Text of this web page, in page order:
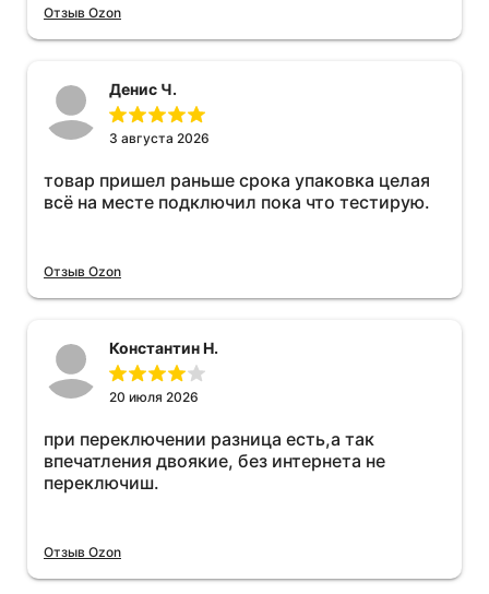
Отзыв Ozon
Денис Ч.
3 августа 2026
товар пришел раньше срока упаковка целая
всё на месте подключил пока что тестирую.
Отзыв Ozon
Константин Н.
20 июля 2026
при переключении разница есть,а так
впечатления двоякие, без интернета не
переключиш.
Отзыв Ozon